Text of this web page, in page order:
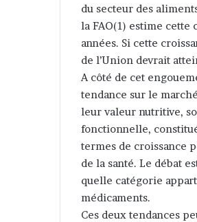
e
l
du secteur des
la FAO(1) estime cette
années. Si cette
de l’Union devrait
A côté de cet
tendance sur le
leur valeur nutritive,
fonctionnelle,
termes de croissance
de la santé. Le débat
quelle catégorie
médicaments.
Ces deux tendances